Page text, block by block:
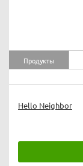
Продукты
Hello Neighbor